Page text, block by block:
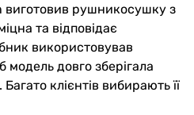
- 1шт.
сталь
виготовив рушникосушку з
та відповідає
використовував
довго зберігала
клієнтів вибирають її